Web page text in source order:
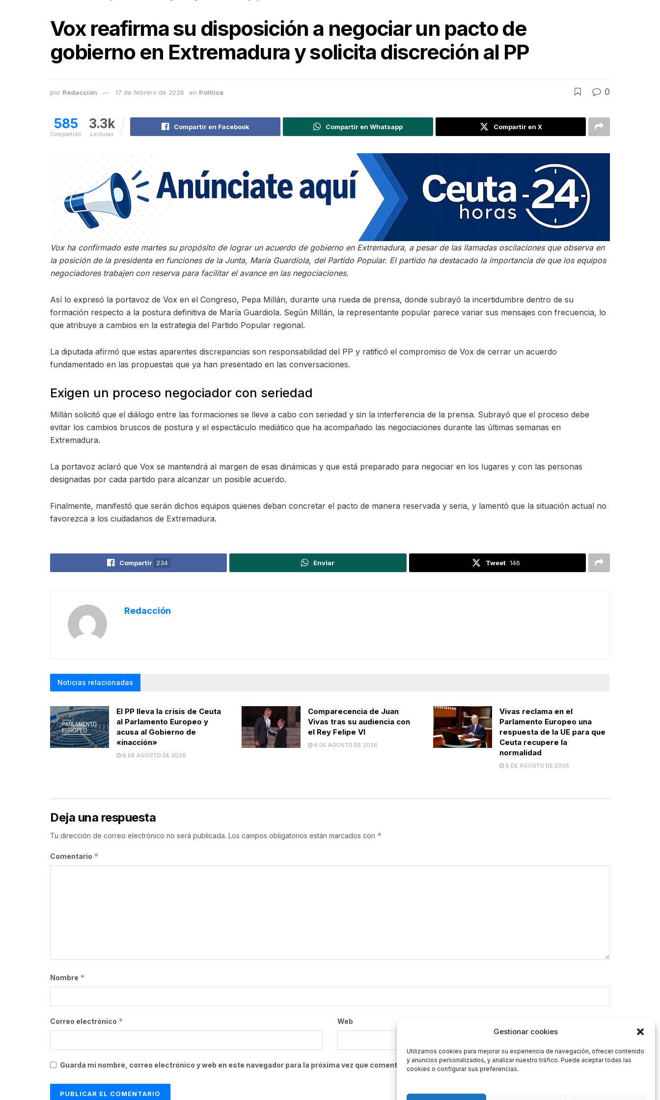
Gestionar cookies
Utilizamos cookies para mejorar su experiencia de navegación, ofrecer contenido
y anuncios personalizados, y analizar nuestro tráfico. Puede aceptar todas las
cookies o configurar sus preferencias.
Vox reafirma su disposición a negociar un pacto de
gobierno en Extremadura y solicita discreción al PP
por Redacción 17 de febrero de 2026 en Política 0
585
Compartido
3.3k
Lecturas
Compartir en Facebook Compartir en Whatsapp Compartir en X
Vox ha confirmado este martes su propósito de lograr un acuerdo de gobierno en Extremadura, a pesar de las llamadas oscilaciones que observa en
la posición de la presidenta en funciones de la Junta, María Guardiola, del Partido Popular. El partido ha destacado la importancia de que los equipos
negociadores trabajen con reserva para facilitar el avance en las negociaciones.
Así lo expresó la portavoz de Vox en el Congreso, Pepa Millán, durante una rueda de prensa, donde subrayó la incertidumbre dentro de su
formación respecto a la postura definitiva de María Guardiola. Según Millán, la representante popular parece variar sus mensajes con frecuencia, lo
que atribuye a cambios en la estrategia del Partido Popular regional.
La diputada afirmó que estas aparentes discrepancias son responsabilidad del PP y ratificó el compromiso de Vox de cerrar un acuerdo
fundamentado en las propuestas que ya han presentado en las conversaciones.
Exigen un proceso negociador con seriedad
Millán solicitó que el diálogo entre las formaciones se lleve a cabo con seriedad y sin la interferencia de la prensa. Subrayó que el proceso debe
evitar los cambios bruscos de postura y el espectáculo mediático que ha acompañado las negociaciones durante las últimas semanas en
Extremadura.
La portavoz aclaró que Vox se mantendrá al margen de esas dinámicas y que está preparado para negociar en los lugares y con las personas
designadas por cada partido para alcanzar un posible acuerdo.
Finalmente, manifestó que serán dichos equipos quienes deban concretar el pacto de manera reservada y seria, y lamentó que la situación actual no
favorezca a los ciudadanos de Extremadura.
Compartir 234 Enviar Tweet 146
Redacción
Noticias relacionadas
El PP lleva la crisis de Ceuta
al Parlamento Europeo y
acusa al Gobierno de
«inacción»
6 DE AGOSTO DE 2026
Comparecencia de Juan
Vivas tras su audiencia con
el Rey Felipe VI
6 DE AGOSTO DE 2026
Vivas reclama en el
Parlamento Europeo una
respuesta de la UE para que
Ceuta recupere la
normalidad
6 DE AGOSTO DE 2026
Deja una respuesta
Tu dirección de correo electrónico no será publicada. Los campos obligatorios están marcados con *
Comentario *
Nombre *
Correo electrónico * Web
Guarda mi nombre, correo electrónico y web en este navegador para la próxima vez que comente.